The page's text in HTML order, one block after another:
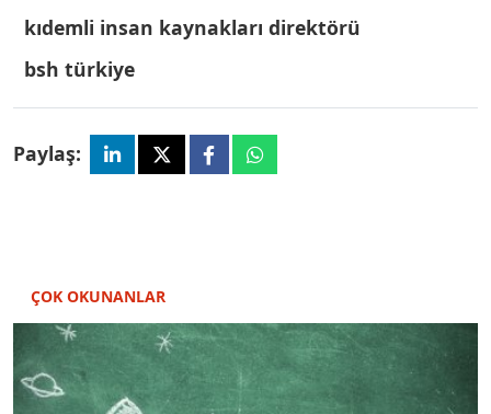
kıdemli i̇nsan kaynakları direktörü
bsh türkiye
Paylaş:
ÇOK OKUNANLAR